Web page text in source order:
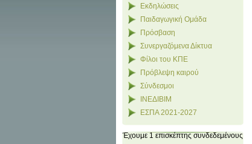
Εκδηλώσεις
Παιδαγωγική Ομάδα
Πρόσβαση
Συνεργαζόμενα Δίκτυα
Φίλοι του ΚΠΕ
Πρόβλεψη καιρού
Σύνδεσμοι
ΙΝΕΔΙΒΙΜ
ΕΣΠΑ 2021-2027
Έχουμε 1 επισκέπτης συνδεδεμένους